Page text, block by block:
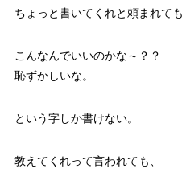
ちょっと書いてくれと頼まれても
こんなんでいいのかな～？？
恥ずかしいな。
という字しか書けない。
教えてくれって言われても、